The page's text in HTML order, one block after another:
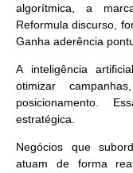
algorítmica,a
Reformula discurso,
Ganha aderência
A inteligência
otimizar
posicionamento.
estratégica.
Negócios que
atuam de forma